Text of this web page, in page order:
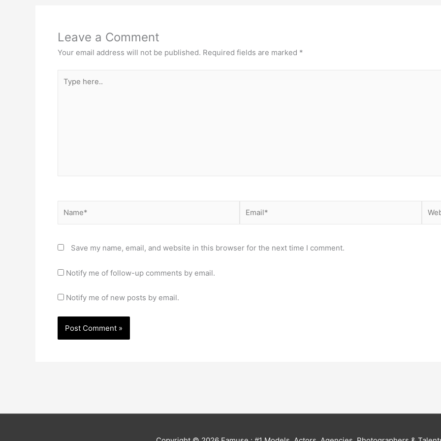
Leave a Comment
Your email address will not be published. Required fields are marked *
here..
Save my name, email, and website in this browser for the next time I comment.
Notify me of follow-up comments by email.
Notify me of new posts by email.